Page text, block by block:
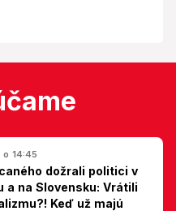
14:45
dožrali politici v
a na Slovensku: Vrátili
Keď už majú